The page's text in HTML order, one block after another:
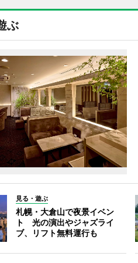
ぶ
見る・遊ぶ
札幌・大倉山で夜景イベン
ト 光の演出やジャズライ
ブ、リフト無料運行も